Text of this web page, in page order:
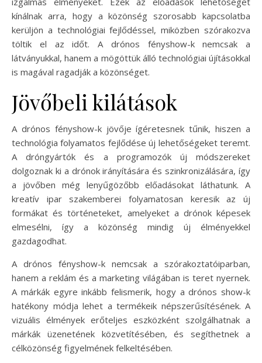
kínálnak arra, hogy a közönség szorosabb kapcsolatba
kerüljön a technológiai fejlődéssel, miközben szórakozva
töltik el az időt. A drónos fényshow-k nemcsak a
látványukkal, hanem a mögöttük álló technológiai újításokkal
is magával ragadják a közönséget.
Jövőbeli kilátások
A drónos fényshow-k jövője ígéretesnek tűnik, hiszen a
technológia folyamatos fejlődése új lehetőségeket teremt.
A dróngyártók és a programozók új módszereket
dolgoznak ki a drónok irányítására és szinkronizálására, így
a jövőben még lenyűgözőbb előadásokat láthatunk. A
kreatív ipar szakemberei folyamatosan keresik az új
formákat és történeteket, amelyeket a drónok képesek
elmesélni, így a közönség mindig új élményekkel
gazdagodhat.
A drónos fényshow-k nemcsak a szórakoztatóiparban,
hanem a reklám és a marketing világában is teret nyernek.
A márkák egyre inkább felismerik, hogy a drónos show-k
hatékony módja lehet a termékeik népszerűsítésének. A
vizuális élmények erőteljes eszközként szolgálhatnak a
márkák üzenetének közvetítésében, és segíthetnek a
célközönség figyelmének felkeltésében.